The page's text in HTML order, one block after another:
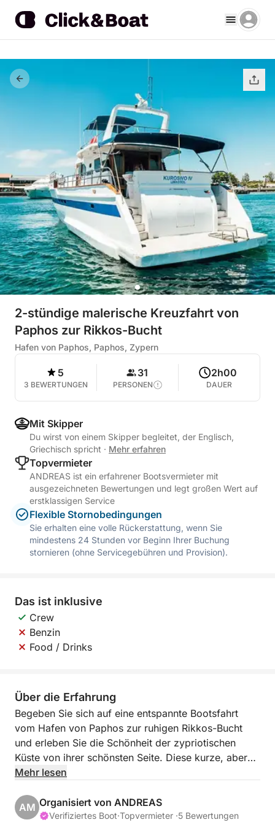
2-stündige malerische Kreuzfahrt von
Paphos zur Rikkos-Bucht
Hafen von Paphos, Paphos, Zypern
5
3 BEWERTUNGEN
31
PERSONEN
2h00
DAUER
Mit Skipper
Du wirst von einem Skipper begleitet, der Englisch,
Griechisch spricht · Mehr erfahren
Topvermieter
ANDREAS ist ein erfahrener Bootsvermieter mit
ausgezeichneten Bewertungen und legt großen Wert auf
erstklassigen Service
Flexible Stornobedingungen
Sie erhalten eine volle Rückerstattung, wenn Sie
mindestens 24 Stunden vor Beginn Ihrer Buchung
stornieren (ohne Servicegebühren und Provision).
Das ist inklusive
Crew
Benzin
Food / Drinks
Über die Erfahrung
Begeben Sie sich auf eine entspannte Bootsfahrt
vom Hafen von Paphos zur ruhigen Rikkos-Bucht
und erleben Sie die Schönheit der zypriotischen
Küste von ihrer schönsten Seite. Diese kurze, aber
entspannende Kreuzfahrt bietet Ihnen die
malerischen Klippen und die sanfte Meeresbrise zu
genießen, die diese Region so besonders machen.
Mehr lesen
AM Organisiert von ANDREAS
Verifiziertes Boot·Topvermieter ·5 Bewertungen